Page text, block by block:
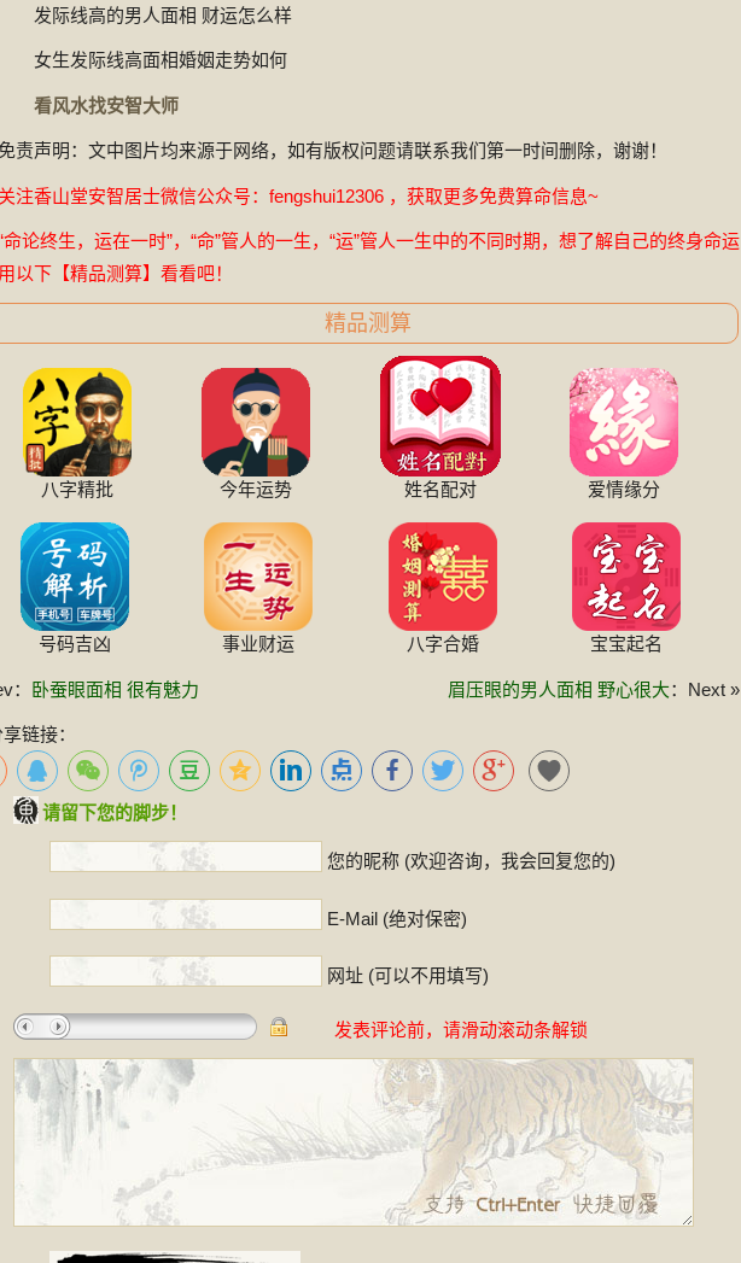
发际线高的男人面相 财运怎么样
女生发际线高面相婚姻走势如何
看风水找安智大师
免责声明：文中图片均来源于网络，如有版权问题请联系我们第一时间删除，谢谢！
关注香山堂安智居士微信公众号：fengshui12306 ，获取更多免费算命信息~
命论终生，运在一时”，“命”管人的一生，“运”管人一生中的不同时期，想了解自己的终身命运
以下【精品测算】看看吧！
精品测算
八字精批 今年运势 姓名配对 爱情缘分
号码吉凶 事业财运 八字合婚 宝宝起名
： 卧蚕眼面相 很有魅力 眉压眼的男人面相 野心很大：Next »
链接：
请留下您的脚步！
您的昵称 (欢迎咨询，我会回复您的)
E-Mail (绝对保密)
网址 (可以不用填写)
发表评论前，请滑动滚动条解锁